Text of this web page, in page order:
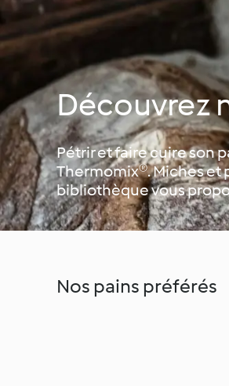
Cuisine de tous les jours
Découvrez
Pétrir et faire cuire son
Thermomix®. Miches et
bibliothèque vous
Nos pains préférés